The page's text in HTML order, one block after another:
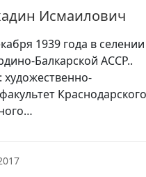
Исмаилович
1939 года в селении
Балкарской АССР..
Краснодарского